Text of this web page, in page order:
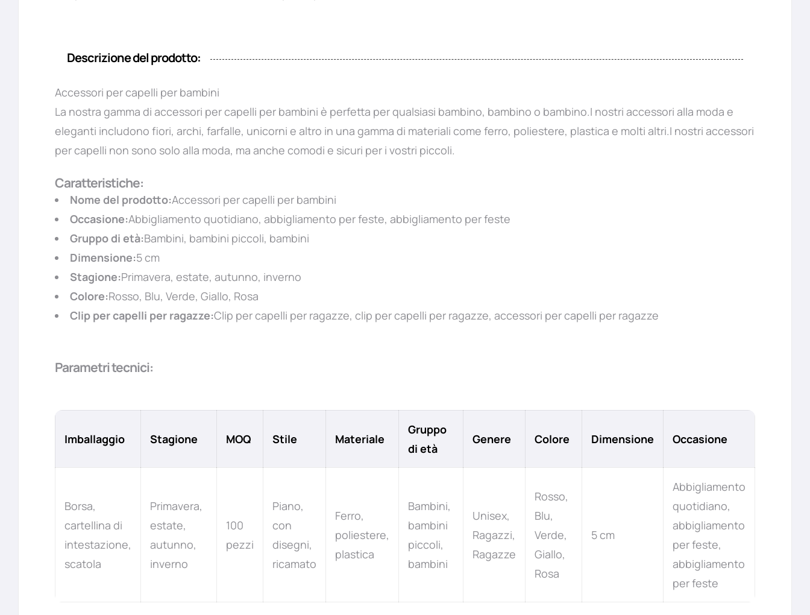
Descrizione del prodotto:
Accessori per capelli per bambini
La nostra gamma di accessori per capelli per bambini è perfetta per qualsiasi bambino, bambino o bambino.I nostri accessori alla moda e
eleganti includono fiori, archi, farfalle, unicorni e altro in una gamma di materiali come ferro, poliestere, plastica e molti altri.I nostri accessori
per capelli non sono solo alla moda, ma anche comodi e sicuri per i vostri piccoli.
Caratteristiche:
Nome del prodotto:Accessori per capelli per bambini
Occasione:Abbigliamento quotidiano, abbigliamento per feste, abbigliamento per feste
Gruppo di età:Bambini, bambini piccoli, bambini
Dimensione:5 cm
Stagione:Primavera, estate, autunno, inverno
Colore:Rosso, Blu, Verde, Giallo, Rosa
Clip per capelli per ragazze:Clip per capelli per ragazze, clip per capelli per ragazze, accessori per capelli per ragazze
Parametri tecnici:
Imballaggio Stagione MOQ Stile Materiale
Gruppo
di età
Genere Colore Dimensione Occasione
Borsa,
cartellina di
intestazione,
scatola
Primavera,
estate,
autunno,
inverno
100
pezzi
Piano,
con
disegni,
ricamato
Ferro,
poliestere,
plastica
Bambini,
bambini
piccoli,
bambini
Unisex,
Ragazzi,
Ragazze
Rosso,
Blu,
Verde,
Giallo,
Rosa
5 cm
Abbigliamento
quotidiano,
abbigliamento
per feste,
abbigliamento
per feste